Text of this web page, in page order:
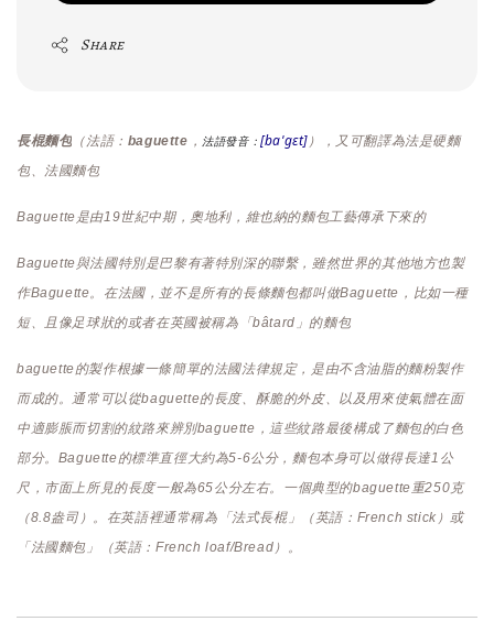
Share
長棍麵包 （法語： baguette ， 法語發音：[baˈɡɛt] ），又可翻譯為法是硬麵
包、法國麵包
Baguette是由19世紀中期，奧地利 ，維也納的麵包工藝傳承下來的
Baguette與法國特別是巴黎有著特別深的聯繫，雖然世界的其他地方也製
作Baguette。在法國，並不是所有的長條麵包都叫做Baguette，比如一種
短、且像足球狀的或者在英國被稱為「bâtard」的麵包
baguette的製作根據一條簡單的法國法律規定，是由不含油脂的麵粉製作
而成的。通常可以從baguette的長度、酥脆的外皮、以及用來使氣體在面
中適膨脹而切割的紋路來辨別baguette，這些紋路最後構成了麵包的白色
部分。Baguette的標準直徑大約為5-6公分，麵包本身可以做得長達1公
尺，市面上所見的長度一般為65公分左右。一個典型的baguette重250克
（8.8盎司）。在英語裡通常稱為「法式長棍」（英語： French stick ）或
「法國麵包」（英語： French loaf/Bread ）。